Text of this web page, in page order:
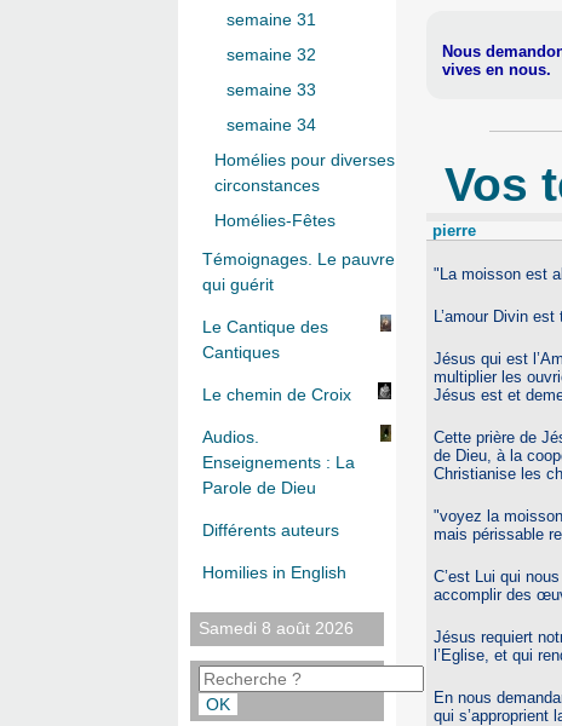
Nous
vives en nous.
Vos
pierre
"La moisson est
L’amour Divin
Jésus qui est
multiplier les
Jésus est et
Cette prière de
de Dieu, à la
Christianise les
"voyez la
mais périssable
C’est Lui qui
accomplir des
Jésus requiert
l’Eglise, et qui
En nous
qui s’approprient
semaine 31
semaine 32
semaine 33
semaine 34
Homélies pour diverses
circonstances
Homélies-Fêtes
Témoignages. Le pauvre
qui guérit
Le Cantique des
Cantiques
Le chemin de Croix
Audios.
Enseignements : La
Parole de Dieu
Différents auteurs
Homilies in English
Samedi 8 août 2026